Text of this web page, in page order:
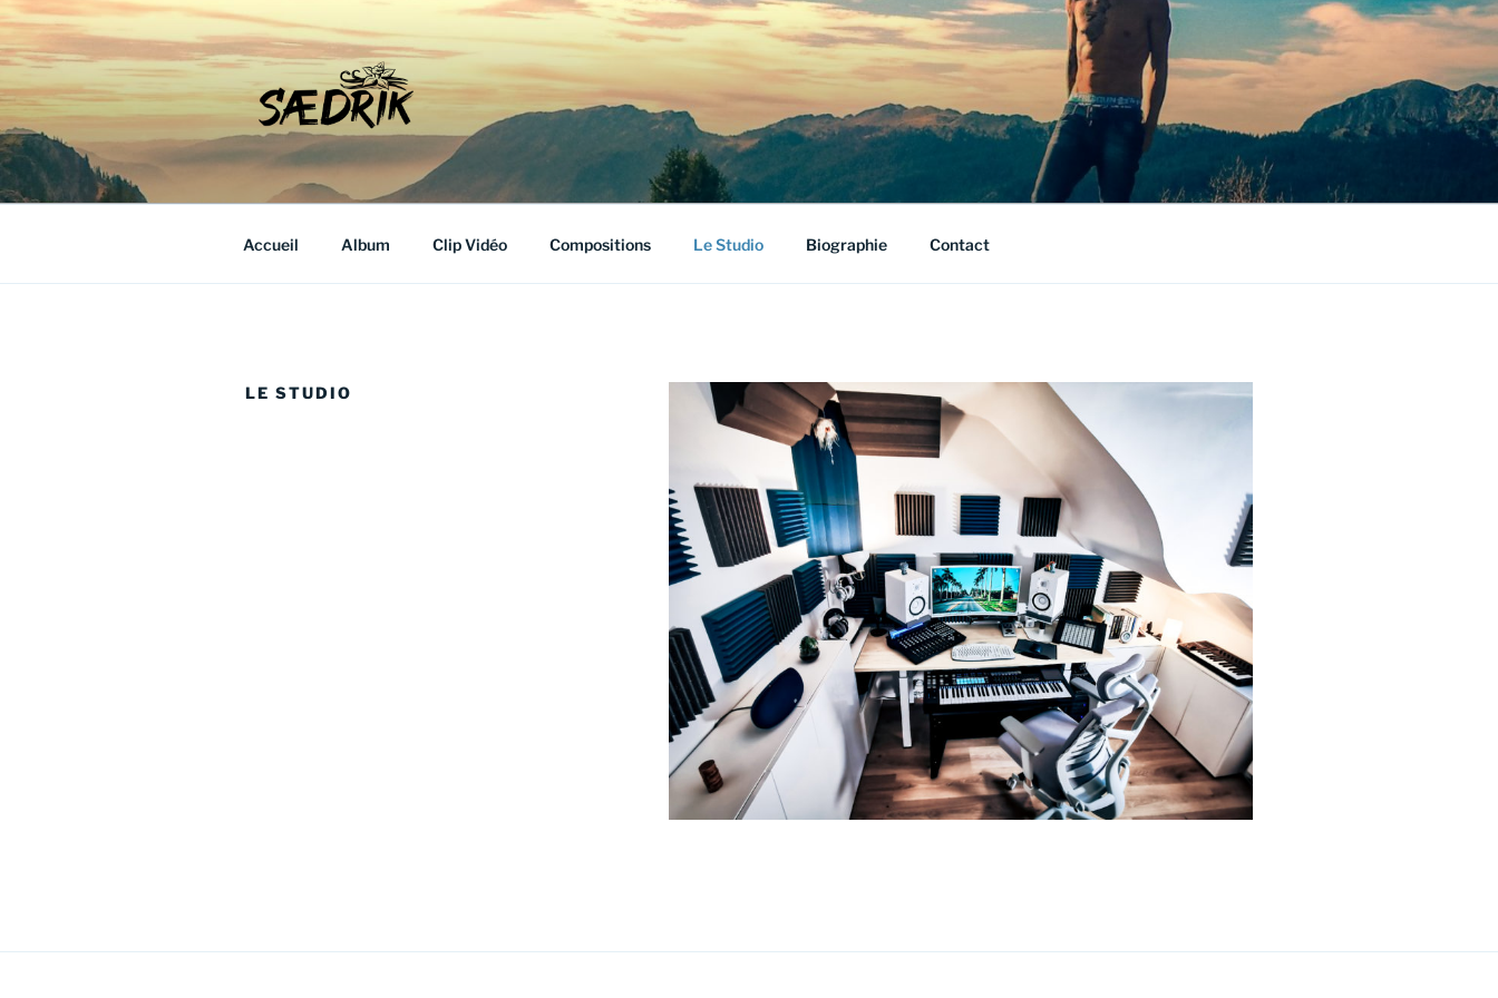
Aller
au
contenu
principal
SAEDRIK
Accueil Album Clip Vidéo Compositions Le Studio Biographie Contact
LE STUDIO